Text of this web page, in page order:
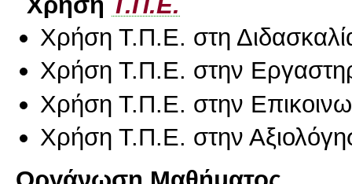
Χρήση Τ.Π.Ε. στη
Χρήση Τ.Π.Ε. στην
Χρήση Τ.Π.Ε. στην
Χρήση Τ.Π.Ε. στην